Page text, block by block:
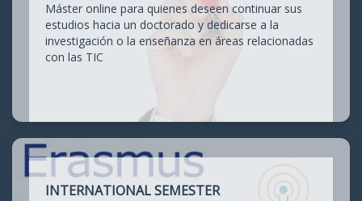
Máster online para quienes deseen continuar sus
estudios hacia un doctorado y dedicarse a la
investigación o la enseñanza en áreas relacionadas
con las TIC
INTERNATIONAL SEMESTER